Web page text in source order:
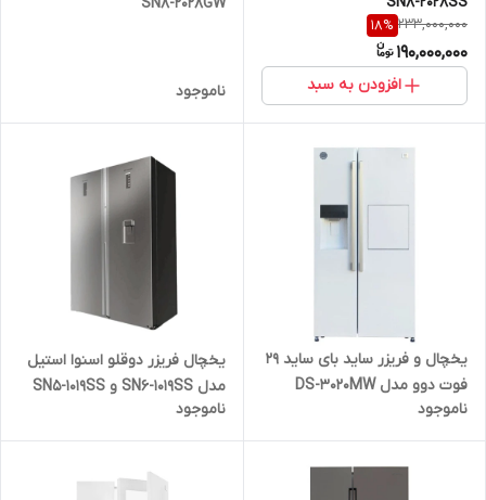
233,000,000
18%
190,000,000
افزودن به سبد ناموجود
یخچال و فریزر ساید بای ساید 29
فوت دوو مدل DS-3020MW
ناموجود
یخچال فریزر دوقلو اسنوا استیل
مدل SN6-1019SS و SN5-1019SS
ناموجود